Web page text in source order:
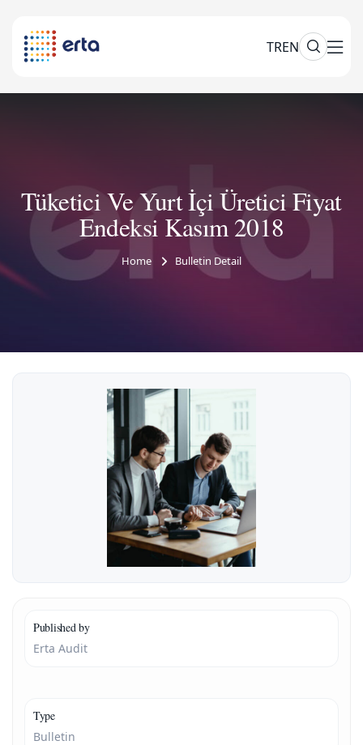
TREN
Tüketici Ve Yurt İçi Üretici Fiyat
Endeksi Kasım 2018
Home Bulletin Detail
Published by
Erta Audit
Type
Bulletin